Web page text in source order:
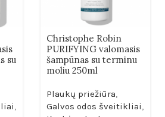
su
,
Christophe Robin
PURIFYING valomasis
šampūnas su terminu
moliu 250ml
Plaukų priežiūra,
Galvos odos šveitikliai,